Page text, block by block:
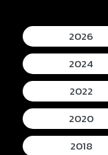
2026
2024
2022
2020
2018